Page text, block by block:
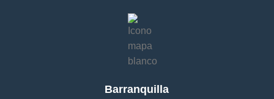
Barranquilla